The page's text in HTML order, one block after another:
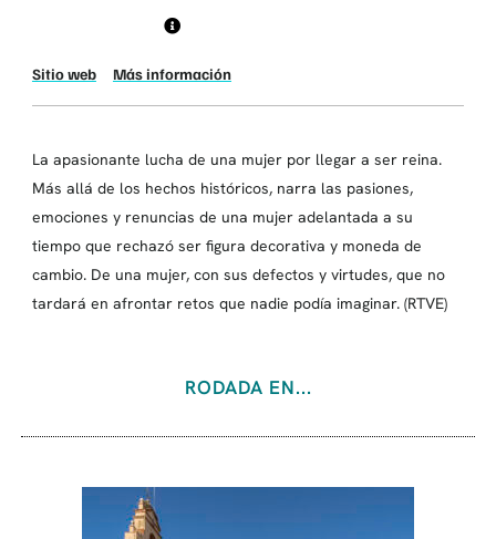
Sitio web Más información
La apasionante lucha de una mujer por llegar a ser reina.
Más allá de los hechos históricos, narra las pasiones,
emociones y renuncias de una mujer adelantada a su
tiempo que rechazó ser figura decorativa y moneda de
cambio. De una mujer, con sus defectos y virtudes, que no
tardará en afrontar retos que nadie podía imaginar. (RTVE)
RODADA EN...